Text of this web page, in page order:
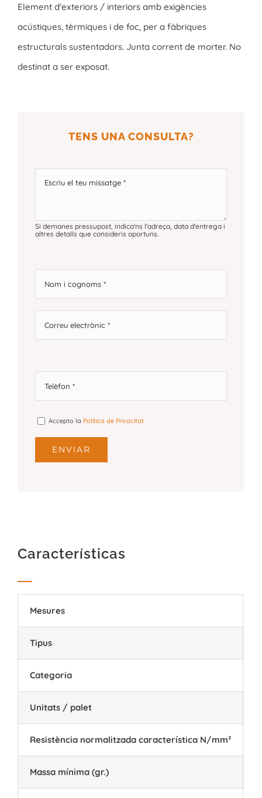
Element d'exteriors / interiors amb exigències
acústiques, tèrmiques i de foc, per a fàbriques
estructurals sustentadors. Junta corrent de morter. No
destinat a ser exposat.
TENS UNA CONSULTA?
Si demanes pressupost, indica'ns l'adreça, data d'entrega i
altres detalls que consideris oportuns.
Accepto la Política de Privacitat
Características
Mesures
Tipus
Categoria
Unitats / palet
Resistència normalitzada característica N/mm²
Massa mínima (gr.)